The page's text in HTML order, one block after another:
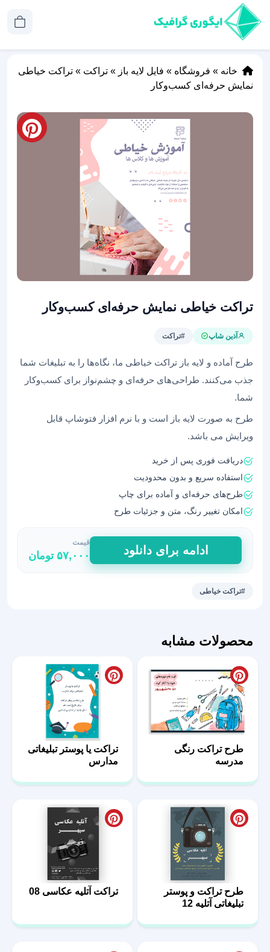
خانه » فروشگاه » فایل لایه باز » تراکت » تراکت‌ خیاطی
نمایش حرفه‌ای کسب‌وکار
تراکت‌ خیاطی نمایش حرفه‌ای کسب‌وکار
آذین شاپ #تراکت
طرح‌ آماده و لایه باز تراکت خیاطی ما، نگاه‌ها را به تبلیغات شما
جذب می‌کنند. طراحی‌های حرفه‌ای و چشم‌نواز برای کسب‌وکار
شما.
طرح به صورت لایه باز است و با نرم افزار فتوشاپ قابل
ویرایش می باشد.
دریافت فوری پس از خرید
استفاده سریع و بدون محدودیت
طرح‌های حرفه‌ای و آماده برای چاپ
امکان تغییر رنگ، متن و جزئیات طرح
تراکت‌
خیاطی
نمایش
حرفه‌ای
ادامه برای دانلود
قیمت
۵۷,۰۰۰ تومان
#تراکت خیاطی
محصولات مشابه
طرح تراکت رنگی
مدرسه
تراکت یا پوستر تبلیغاتی
مدارس
طرح تراکت و پوستر
تبلیغاتی آتلیه 12
تراکت آتلیه عکاسی 08